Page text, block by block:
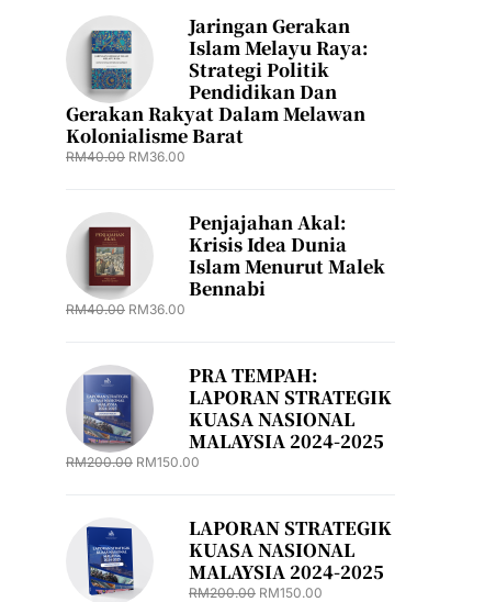
Jaringan Gerakan
Islam Melayu Raya:
Strategi Politik
Pendidikan Dan
Gerakan Rakyat Dalam Melawan
Kolonialisme Barat
RM40.00 RM36.00
Penjajahan Akal:
Krisis Idea Dunia
Islam Menurut Malek
Bennabi
RM40.00 RM36.00
PRA TEMPAH:
LAPORAN STRATEGIK
KUASA NASIONAL
MALAYSIA 2024-2025
RM200.00 RM150.00
LAPORAN STRATEGIK
KUASA NASIONAL
MALAYSIA 2024-2025
RM200.00 RM150.00